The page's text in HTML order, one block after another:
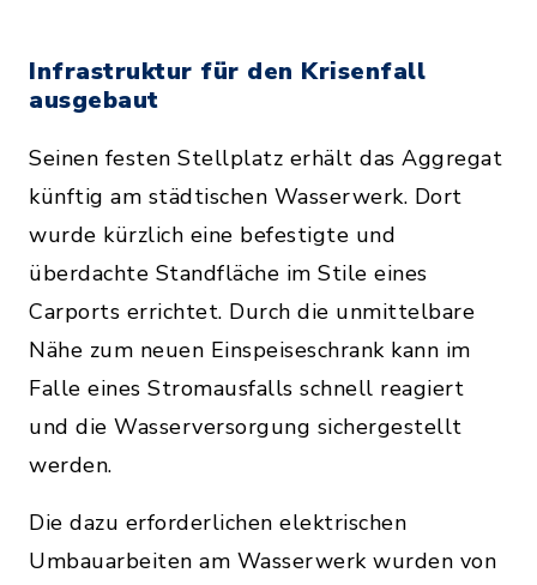
Infrastruktur für den Krisenfall
ausgebaut
Seinen festen Stellplatz erhält das Aggregat
künftig am städtischen Wasserwerk. Dort
wurde kürzlich eine befestigte und
überdachte Standfläche im Stile eines
Carports errichtet. Durch die unmittelbare
Nähe zum neuen Einspeiseschrank kann im
Falle eines Stromausfalls schnell reagiert
und die Wasserversorgung sichergestellt
werden.
Die dazu erforderlichen elektrischen
Umbauarbeiten am Wasserwerk wurden von